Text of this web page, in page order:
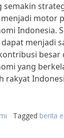
semakin
motor
Indonesia.
menjadi
besar
yang
rakyat
Tagged berita